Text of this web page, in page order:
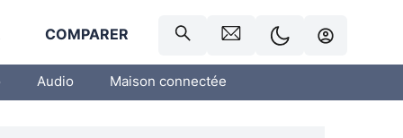
COMPARER
Audio Maison connectée